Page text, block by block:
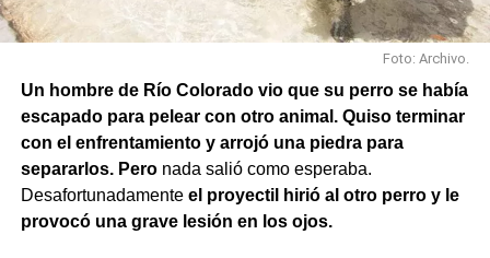
Foto: Archivo.
Un hombre de Río Colorado vio que su perro se había
escapado para pelear con otro animal. Quiso terminar
con el enfrentamiento y arrojó una piedra para
separarlos. Peronada salió como esperaba.
Desafortunadamente el proyectil hirió al otro perro y le
provocó una grave lesión en los ojos.